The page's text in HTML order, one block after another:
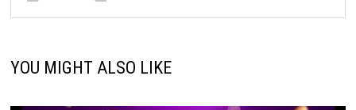
YOU MIGHT ALSO LIKE